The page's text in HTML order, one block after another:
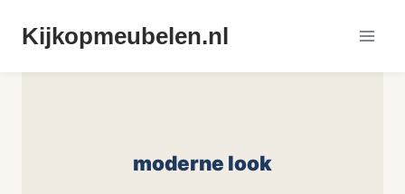
naarKijkopmeubelen.nl
moderne look